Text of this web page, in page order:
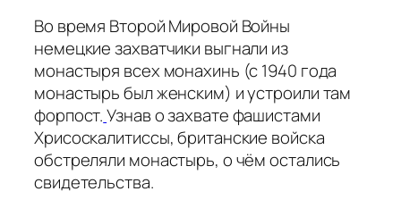
Во время Второй Мировой Войны
немецкие захватчики выгнали из
монастыря всех монахинь (с 1940 года
монастырь был женским) и устроили там
форпост.Узнав о захвате фашистами
Хрисоскалитиссы, британские войска
обстреляли монастырь, о чём остались
свидетельства.